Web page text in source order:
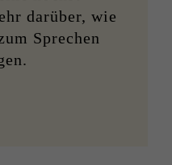
darüber, wie
Sprechen